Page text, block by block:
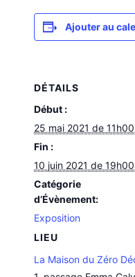
Ajouter au
DÉTAILS
Début :
25 mai 2021 de 11h00
Fin :
10 juin 2021 de 19h00
Catégorie
d’Évènement:
Exposition
LIEU
La Maison du Zéro